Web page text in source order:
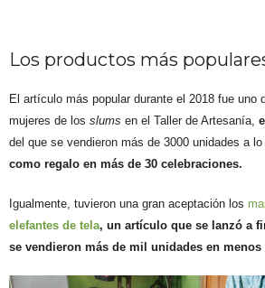
Los productos más
El artículo más popular durante el 2018 fue uno
mujeres de los slums en el Taller de Artesanía, el
del que se vendieron más de 3000 unidades a
como regalo en más de 30 celebraciones.
Igualmente, tuvieron una gran aceptación los
elefantes de tela, un artículo que se lanzó a
se vendieron más de mil unidades en menos